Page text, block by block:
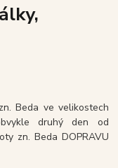
Beda ve velikostech
druhý den od
zn. Beda DOPRAVU